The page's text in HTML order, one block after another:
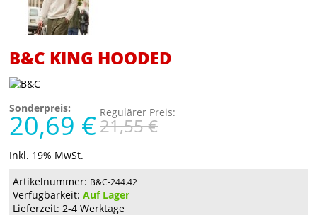
B&C KING HOODED
Sonderpreis:
20,69 € Regulärer Preis:
21,55 €
Inkl. 19% MwSt.
Artikelnummer: B&C-244.42
Verfügbarkeit:Auf Lager
Lieferzeit: 2-4 Werktage